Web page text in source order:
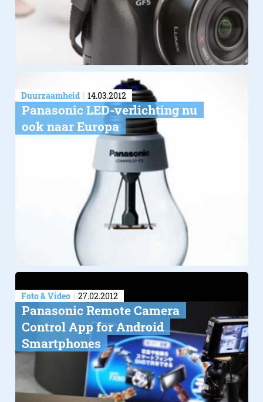
Duurzaamheid 14.03.2012
Panasonic LED-verlichting nu
ook naar Europa
Foto & Video 27.02.2012
Panasonic Remote Camera
Control App for Android
Smartphones